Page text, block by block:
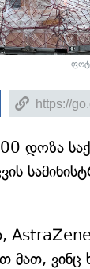
დოზა
მათ, ვინც